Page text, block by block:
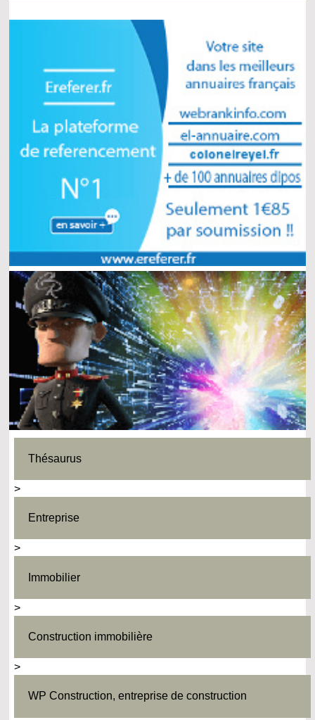
Thésaurus
>
Entreprise
>
Immobilier
>
Construction immobilière
>
WP Construction, entreprise de construction